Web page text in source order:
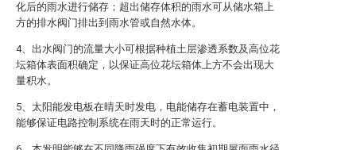
化后的雨水进行储存；超出储存体积的雨水可从储水箱上
方的排水阀门排出到雨水管或自然水体。
4、出水阀门的流量大小可根据种植土层渗透系数及高位花
坛箱体表面积确定，以保证高位花坛箱体上方不会出现大
量积水。
5、太阳能发电板在晴天时发电，电能储存在蓄电装置中，
能够保证电路控制系统在雨天时的正常运行。